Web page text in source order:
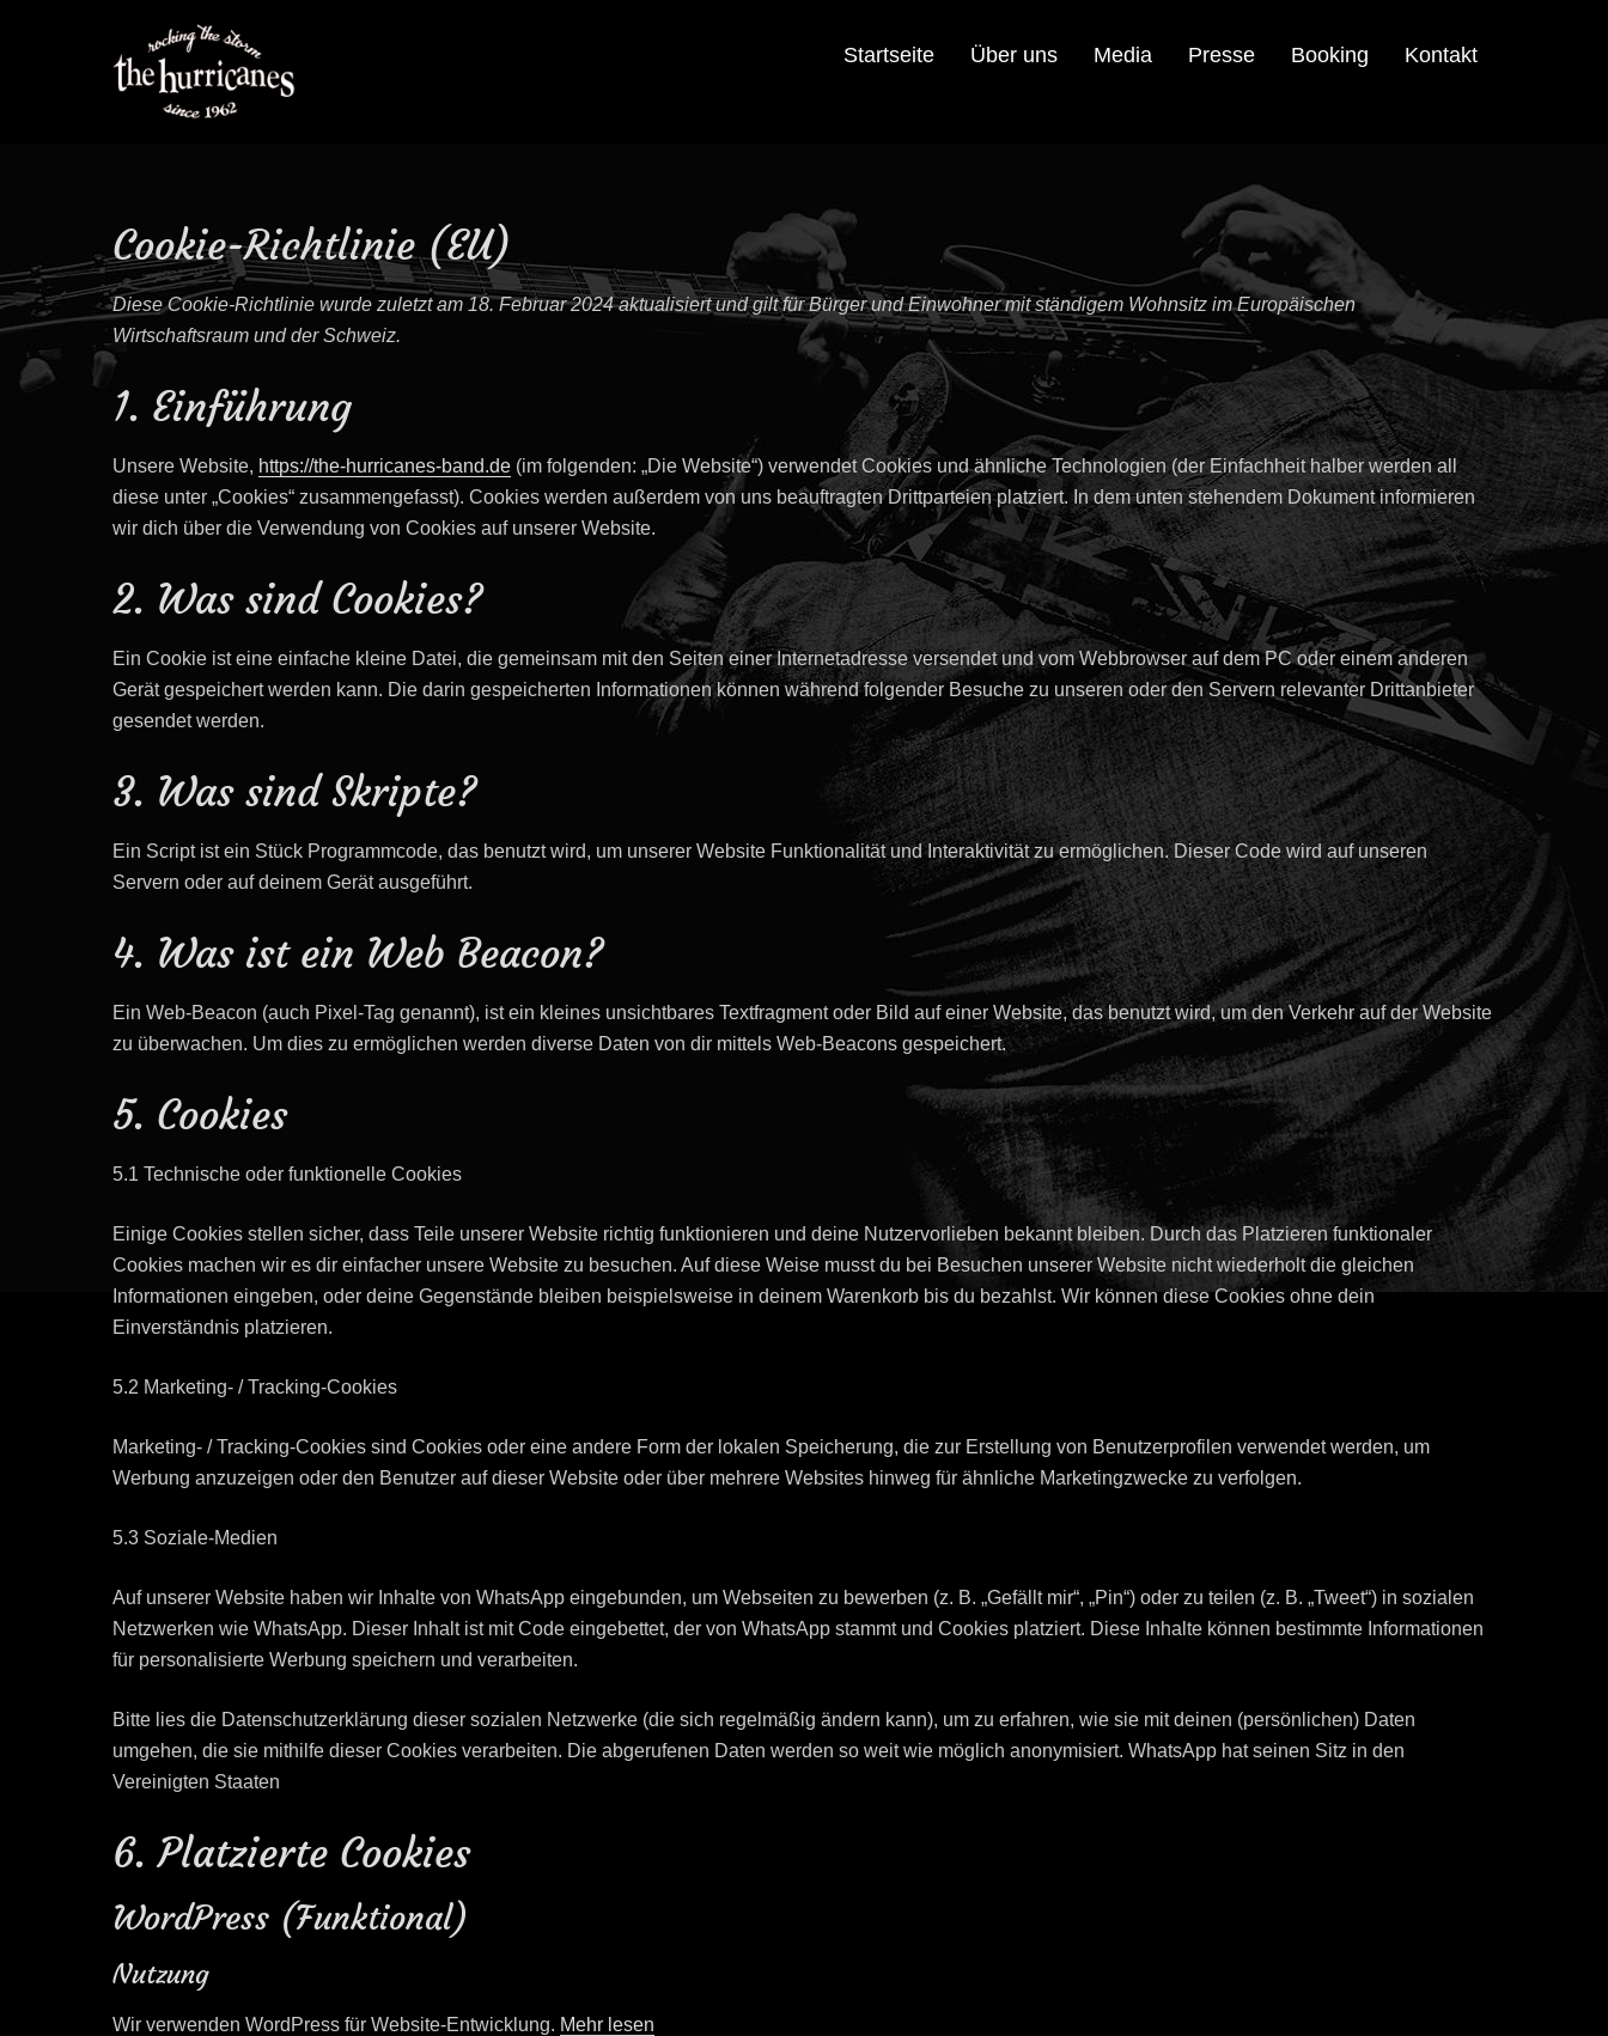
Startseite Über uns Media Presse Booking Kontakt
Cookie-Richtlinie (EU)
Diese Cookie-Richtlinie wurde zuletzt am 18. Februar 2024 aktualisiert und gilt für Bürger und Einwohner mit ständigem Wohnsitz im Europäischen
Wirtschaftsraum und der Schweiz.
1. Einführung
Unsere Website, https://the-hurricanes-band.de (im folgenden: „Die Website“) verwendet Cookies und ähnliche Technologien (der Einfachheit halber werden all
diese unter „Cookies“ zusammengefasst). Cookies werden außerdem von uns beauftragten Drittparteien platziert. In dem unten stehendem Dokument informieren
wir dich über die Verwendung von Cookies auf unserer Website.
2. Was sind Cookies?
Ein Cookie ist eine einfache kleine Datei, die gemeinsam mit den Seiten einer Internetadresse versendet und vom Webbrowser auf dem PC oder einem anderen
Gerät gespeichert werden kann. Die darin gespeicherten Informationen können während folgender Besuche zu unseren oder den Servern relevanter Drittanbieter
gesendet werden.
3. Was sind Skripte?
Ein Script ist ein Stück Programmcode, das benutzt wird, um unserer Website Funktionalität und Interaktivität zu ermöglichen. Dieser Code wird auf unseren
Servern oder auf deinem Gerät ausgeführt.
4. Was ist ein Web Beacon?
Ein Web-Beacon (auch Pixel-Tag genannt), ist ein kleines unsichtbares Textfragment oder Bild auf einer Website, das benutzt wird, um den Verkehr auf der Website
zu überwachen. Um dies zu ermöglichen werden diverse Daten von dir mittels Web-Beacons gespeichert.
5. Cookies
5.1 Technische oder funktionelle Cookies
Einige Cookies stellen sicher, dass Teile unserer Website richtig funktionieren und deine Nutzervorlieben bekannt bleiben. Durch das Platzieren funktionaler
Cookies machen wir es dir einfacher unsere Website zu besuchen. Auf diese Weise musst du bei Besuchen unserer Website nicht wiederholt die gleichen
Informationen eingeben, oder deine Gegenstände bleiben beispielsweise in deinem Warenkorb bis du bezahlst. Wir können diese Cookies ohne dein
Einverständnis platzieren.
5.2 Marketing- / Tracking-Cookies
Marketing- / Tracking-Cookies sind Cookies oder eine andere Form der lokalen Speicherung, die zur Erstellung von Benutzerprofilen verwendet werden, um
Werbung anzuzeigen oder den Benutzer auf dieser Website oder über mehrere Websites hinweg für ähnliche Marketingzwecke zu verfolgen.
5.3 Soziale-Medien
Auf unserer Website haben wir Inhalte von WhatsApp eingebunden, um Webseiten zu bewerben (z. B. „Gefällt mir“, „Pin“) oder zu teilen (z. B. „Tweet“) in sozialen
Netzwerken wie WhatsApp. Dieser Inhalt ist mit Code eingebettet, der von WhatsApp stammt und Cookies platziert. Diese Inhalte können bestimmte Informationen
für personalisierte Werbung speichern und verarbeiten.
Bitte lies die Datenschutzerklärung dieser sozialen Netzwerke (die sich regelmäßig ändern kann), um zu erfahren, wie sie mit deinen (persönlichen) Daten
umgehen, die sie mithilfe dieser Cookies verarbeiten. Die abgerufenen Daten werden so weit wie möglich anonymisiert. WhatsApp hat seinen Sitz in den
Vereinigten Staaten
6. Platzierte Cookies
WordPress (Funktional)
Nutzung
Wir verwenden WordPress für Website-Entwicklung. Mehr lesen